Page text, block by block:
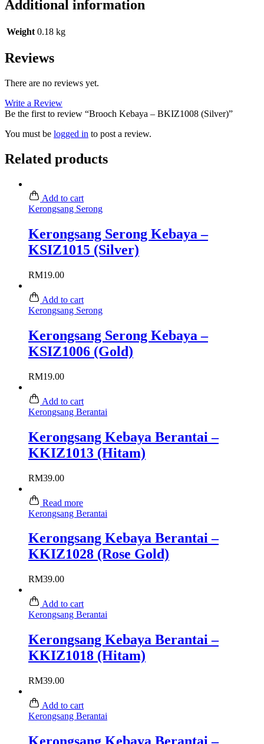
Additional information
Weight 0.18 kg
Reviews
There are no reviews yet.
Write a Review
Be the first to review “Brooch Kebaya – BKIZ1008 (Silver)”
You must be logged in to post a review.
Related products
Add to cart
Kerongsang Serong
Kerongsang Serong Kebaya –
KSIZ1015 (Silver)
RM19.00
Add to cart
Kerongsang Serong
Kerongsang Serong Kebaya –
KSIZ1006 (Gold)
RM19.00
Add to cart
Kerongsang Berantai
Kerongsang Kebaya Berantai –
KKIZ1013 (Hitam)
RM39.00
Read more
Kerongsang Berantai
Kerongsang Kebaya Berantai –
KKIZ1028 (Rose Gold)
RM39.00
Add to cart
Kerongsang Berantai
Kerongsang Kebaya Berantai –
KKIZ1018 (Hitam)
RM39.00
Add to cart
Kerongsang Berantai